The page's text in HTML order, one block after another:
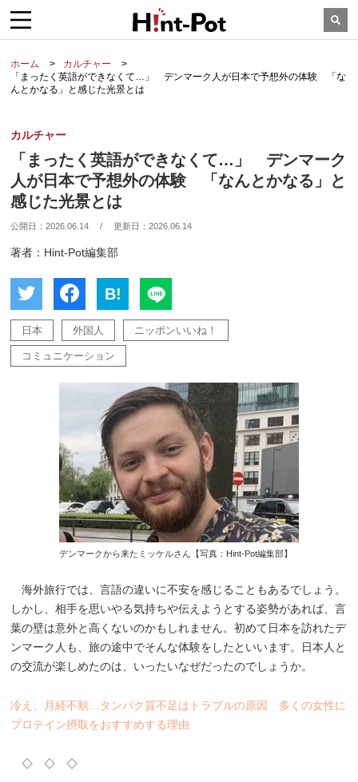
ホーム
カルチャー
「まったく英語ができなくて…」 デンマーク人が日本で予想外の体験 「な
んとかなる」と感じた光景とは
カルチャー
「まったく英語ができなくて…」 デンマーク
人が日本で予想外の体験 「なんとかなる」と
感じた光景とは
公開日：2026.06.14 / 更新日：2026.06.14
著者：Hint-Pot編集部
B!
日本 外国人 ニッポンいいね！
コミュニケーション
デンマークから来たミッケルさん【写真：Hint-Pot編集部】
海外旅行では、言語の違いに不安を感じることもあるでしょう。
しかし、相手を思いやる気持ちや伝えようとする姿勢があれば、言
葉の壁は意外と高くないのかもしれません。初めて日本を訪れたデ
ンマーク人も、旅の途中でそんな体験をしたといいます。日本人と
の交流が楽しめたのは、いったいなぜだったのでしょうか。
冷え、月経不順…タンパク質不足はトラブルの原因 多くの女性に
プロテイン摂取をおすすめする理由
◇ ◇ ◇